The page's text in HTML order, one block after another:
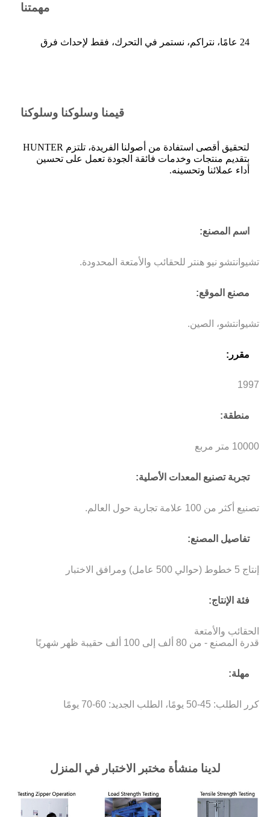
مهمتنا
24 عامًا، نتراكم، نستمر في التحرك، فقط لإحداث فرق
قيمنا وسلوكنا وسلوكنا
لتحقيق أقصى استفادة من أصولنا الفريدة، تلتزم HUNTER
بتقديم منتجات وخدمات فائقة الجودة تعمل على تحسين
أداء عملائنا وتحسينه.
اسم المصنع:
تشيوانتشو نيو هنتر للحقائب والأمتعة المحدودة.
مصنع الموقع:
تشيوانتشو، الصين.
مقرر:
1997
منطقة:
10000 متر مربع
تجربة تصنيع المعدات الأصلية:
تصنيع أكثر من 100 علامة تجارية حول العالم.
تفاصيل المصنع:
إنتاج 5 خطوط (حوالي 500 عامل) ومرافق الاختبار
فئة الإنتاج:
الحقائب والأمتعة
قدرة المصنع - من 80 ألف إلى 100 ألف حقيبة ظهر شهريًا
مهلة:
كرر الطلب: 45-50 يومًا، الطلب الجديد: 60-70 يومًا
لدينا منشأة مختبر الاختبار في المنزل